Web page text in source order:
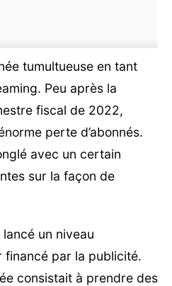
tumultueuse en tant
Peu après la
fiscal de 2022,
perte d’abonnés.
avec un certain
sur la façon de
un niveau
financé par la publicité.
consistait à prendre des